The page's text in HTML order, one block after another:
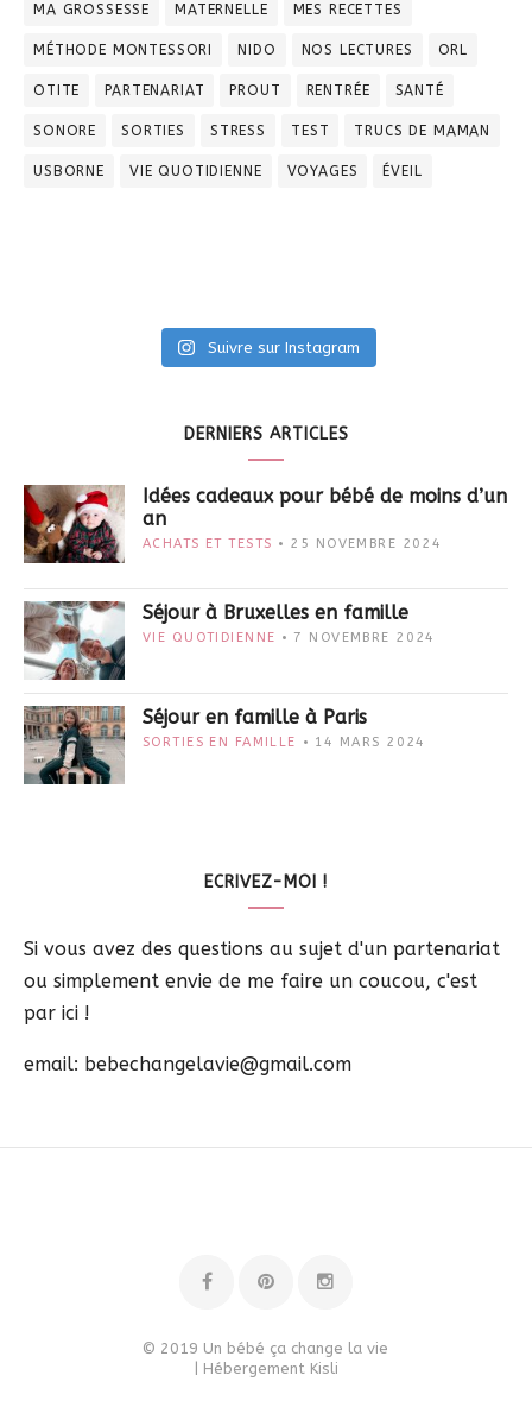
MA GROSSESSE MATERNELLE MES RECETTES
MÉTHODE MONTESSORI NIDO NOS LECTURES ORL
OTITE PARTENARIAT PROUT RENTRÉE SANTÉ
SONORE SORTIES STRESS TEST TRUCS DE MAMAN
USBORNE VIE QUOTIDIENNE VOYAGES ÉVEIL
Suivre sur Instagram
DERNIERS ARTICLES
Idées cadeaux pour bébé de moins d’un
an
ACHATS ET TESTS 25 NOVEMBRE 2024
Séjour à Bruxelles en famille
VIE QUOTIDIENNE 7 NOVEMBRE 2024
Séjour en famille à Paris
SORTIES EN FAMILLE 14 MARS 2024
ECRIVEZ-MOI !
Si vous avez des questions au sujet d'un partenariat
ou simplement envie de me faire un coucou, c'est
par ici !
email: bebechangelavie@gmail.com
© 2019 Un bébé ça change la vie
| Hébergement Kisli